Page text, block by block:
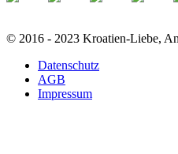
© 2016 - 2023 Kroatien-Liebe,
Datenschutz
AGB
Impressum